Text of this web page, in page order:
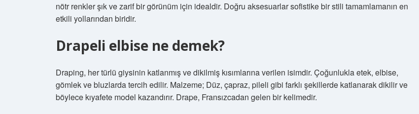
nötr renkler şık ve zarif bir görünüm için idealdir. Doğru aksesuarlar sofistike bir stili tamamlamanın en
etkili yollarından biridir.
Drapeli elbise ne demek?
Draping, her türlü giysinin katlanmış ve dikilmiş kısımlarına verilen isimdir. Çoğunlukla etek, elbise,
gömlek ve bluzlarda tercih edilir. Malzeme; Düz, çapraz, pileli gibi farklı şekillerde katlanarak dikilir ve
böylece kıyafete model kazandırır. Drape, Fransızcadan gelen bir kelimedir.